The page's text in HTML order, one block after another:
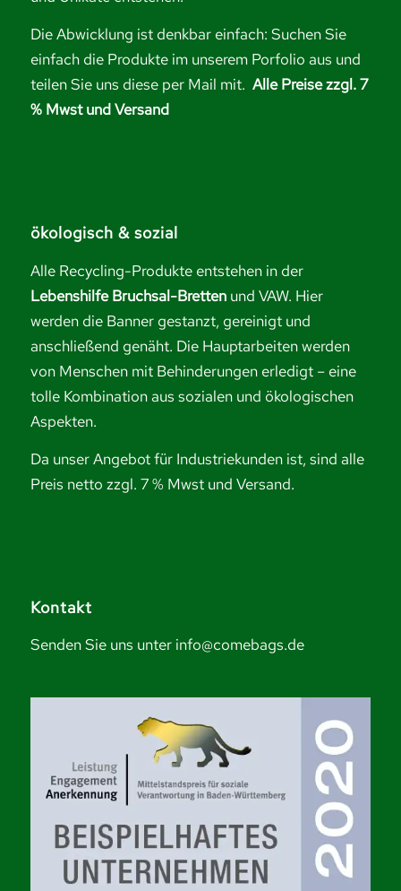
Die Abwicklung ist denkbar einfach: Suchen Sie
einfach die Produkte im unserem Porfolio aus und
teilen Sie uns diese per Mail mit. Alle Preise zzgl. 7
% Mwst und Versand
ökologisch & sozial
Alle Recycling-Produkte entstehen in der
Lebenshilfe Bruchsal-Bretten und VAW. Hier
werden die Banner gestanzt, gereinigt und
anschließend genäht. Die Hauptarbeiten werden
von Menschen mit Behinderungen erledigt – eine
tolle Kombination aus sozialen und ökologischen
Aspekten.
Da unser Angebot für Industriekunden ist, sind alle
Preis netto zzgl. 7 % Mwst und Versand.
Kontakt
Senden Sie uns unter info@comebags.de